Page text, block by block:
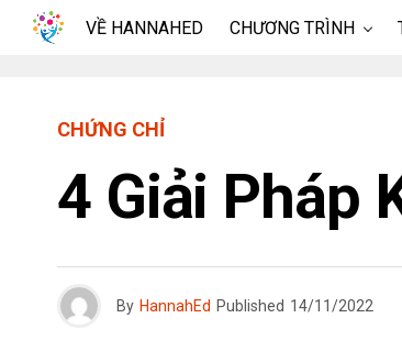
VỀ HANNAHED CHƯƠNG TRÌNH
CHỨNG CHỈ
4 Giải Pháp
By HannahEd Published 14/11/2022